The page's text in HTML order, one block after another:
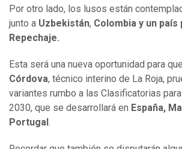
Por otro lado, los lusos están
junto a Uzbekistán, Colombia y un
Repechaje.
Esta será una nueva oportunidad para que
Córdova, técnico interino de La Roja,
variantes rumbo a las Clasificatorias
2030, que se desarrollará en España,
Portugal .